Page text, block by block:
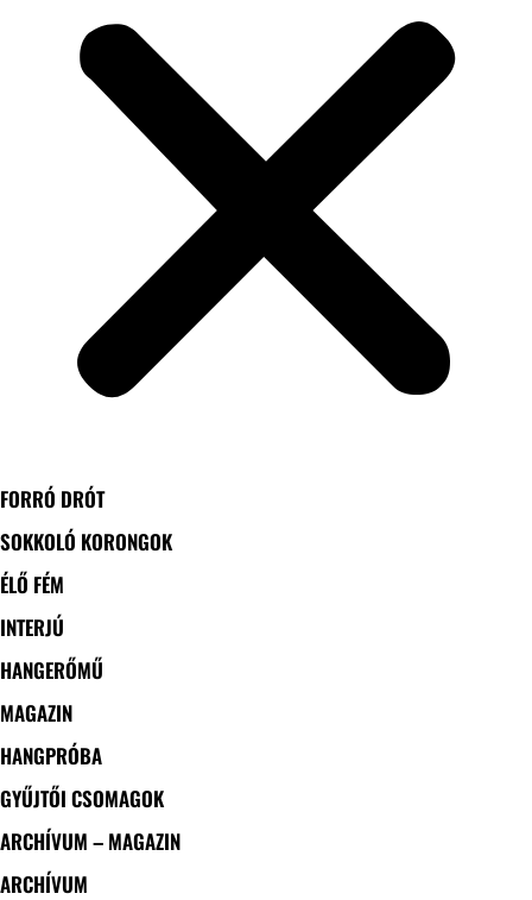
FORRÓ DRÓT
SOKKOLÓ KORONGOK
ÉLŐ FÉM
INTERJÚ
HANGERŐMŰ
MAGAZIN
HANGPRÓBA
GYŰJTŐI CSOMAGOK
ARCHÍVUM – MAGAZIN
ARCHÍVUM